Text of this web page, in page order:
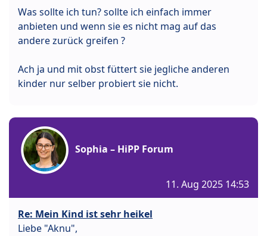
Was sollte ich tun? sollte ich einfach immer
anbieten und wenn sie es nicht mag auf das
andere zurück greifen ?
Ach ja und mit obst füttert sie jegliche anderen
kinder nur selber probiert sie nicht.
Sophia – HiPP Forum
11. Aug 2025 14:53
Re: Mein Kind ist sehr heikel
Liebe "Aknu",